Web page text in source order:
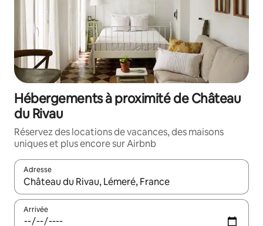
Hébergements à proximité de Château
du Rivau
Réservez des locations de vacances, des maisons
uniques et plus encore sur Airbnb
Adresse
Lorsque les résultats s'affichent, utilisez les flèches vers le
Arrivée